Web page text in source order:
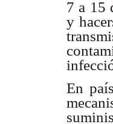
7 a 15
y
En